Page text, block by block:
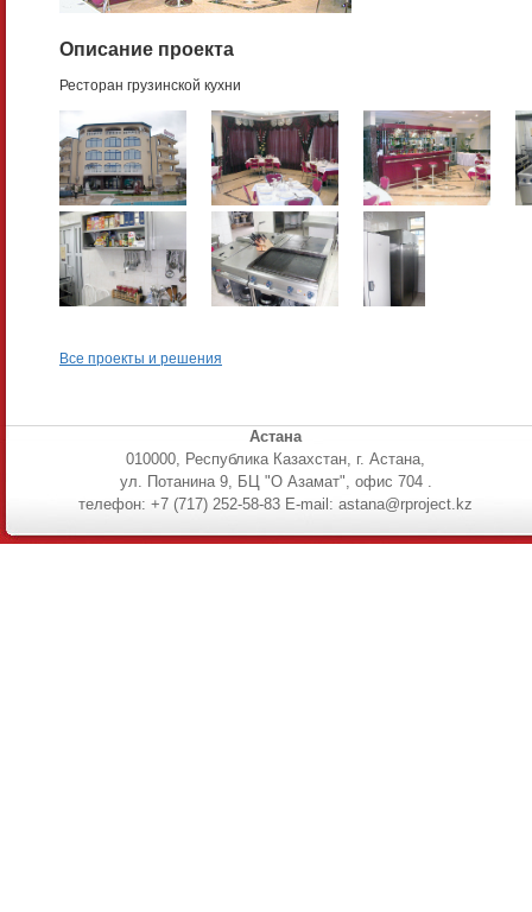
Описание проекта
Ресторан грузинской кухни
Все проекты и решения
Астана
010000, Республика Казахстан, г. Астана,
ул. Потанина 9, БЦ "О Азамат", офис 704 .
телефон: +7 (717) 252-58-83 E-mail: astana@rproject.kz